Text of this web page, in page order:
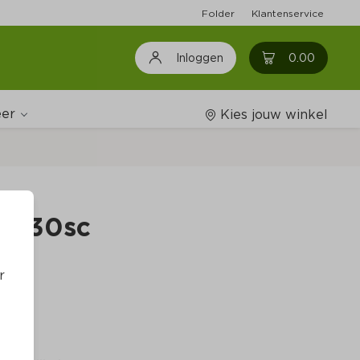
Folder Klantenservice
Inloggen 0.00 0
Wijnshop
Kies jouw winkel
30sc